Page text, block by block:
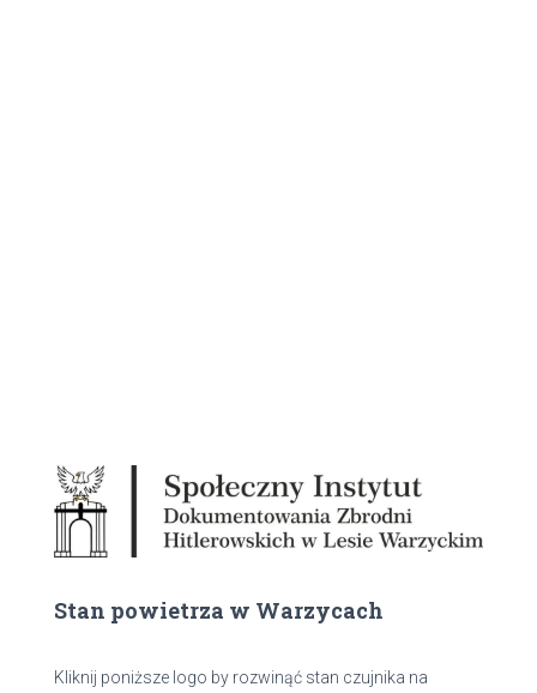
Stan powietrza w Warzycach
Kliknij poniższe logo by rozwinąć stan czujnika na